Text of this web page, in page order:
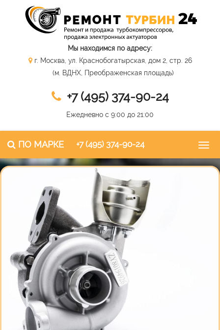
Мы находимся по адресу:
г. Москва, ул. Краснобогатырская, дом 2, стр. 26
(м. ВДНХ, Преображенская площадь)
+7 (495) 374-90-24
Ежедневно с 9:00 до 21:00
ПО МАРКЕ +7 (495) 374-90-24